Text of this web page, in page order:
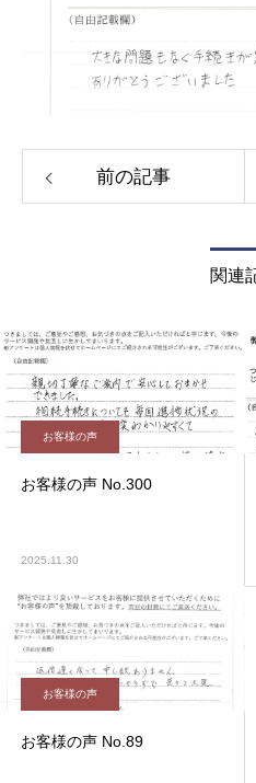
前の記事
関連
お客様の声
お客様の声 No.300
2025.11.30
お客様の声
お客様の声 No.89